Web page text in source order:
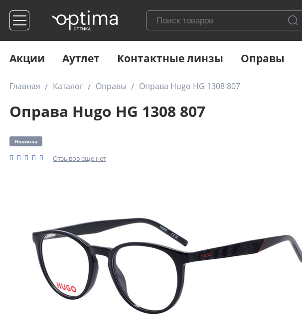
Акции Аутлет Контактные линзы Оправы
Главная Каталог Оправы Оправа Hugo HG 1308 807
Оправа Hugo HG 1308 807
Новинка
Отзывов еще нет